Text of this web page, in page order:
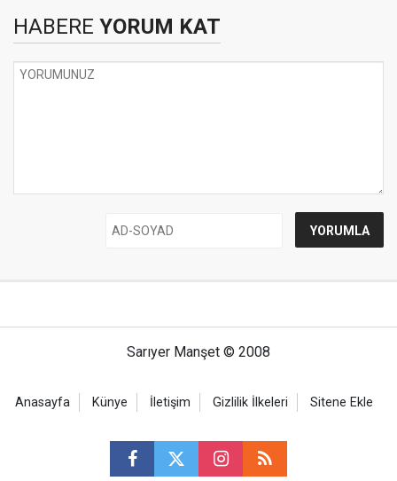
HABERE YORUM KAT
Sarıyer Manşet © 2008
Anasayfa Künye İletişim Gizlilik İlkeleri Sitene Ekle